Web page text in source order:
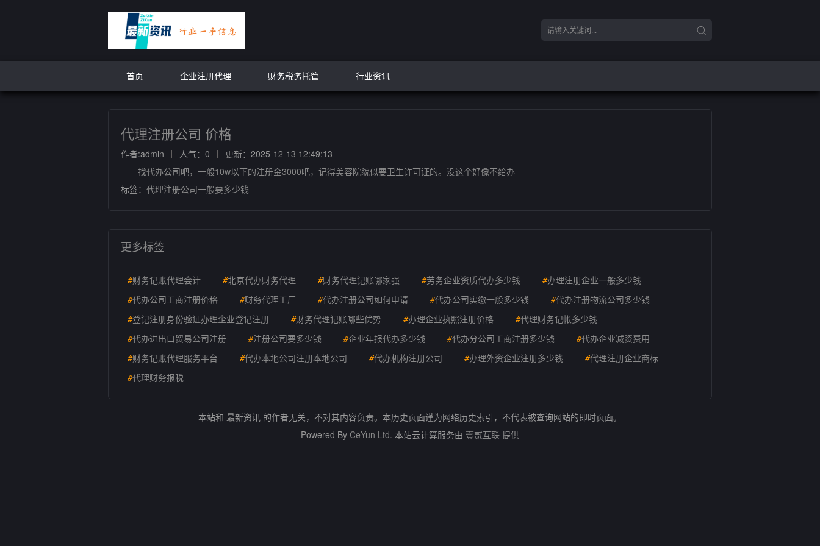
首页 企业注册代理 财务税务托管 行业资讯
代理注册公司 价格
作者:admin 人气：0
更新：2025-12-13 12:49:13
找代办公司吧，一般10w以下的注册金3000吧，记得美容院貌似要卫生许可证的。没这个好像不给办
标签： 代理注册公司一般要多少钱
更多标签
#财务记账代理会计 #北京代办财务代理 #财务代理记账哪家强 #劳务企业资质代办多少钱 #办理注册企业一般多少钱
#代办公司工商注册价格 #财务代理工厂 #代办注册公司如何申请 #代办公司实缴一般多少钱 #代办注册物流公司多少钱
#登记注册身份验证办理企业登记注册 #财务代理记账哪些优势 #办理企业执照注册价格 #代理财务记帐多少钱
#代办进出口贸易公司注册 #注册公司要多少钱 #企业年报代办多少钱 #代办分公司工商注册多少钱 #代办企业减资费用
#财务记账代理服务平台 #代办本地公司注册本地公司 #代办机构注册公司 #办理外资企业注册多少钱 #代理注册企业商标
#代理财务报税
本站和 最新资讯 的作者无关，不对其内容负责。本历史页面谨为网络历史索引，不代表被查询网站的即时页面。
Powered By CeYun Ltd. 本站云计算服务由 壹贰互联 提供